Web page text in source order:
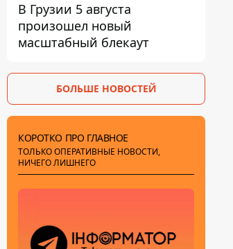
В Грузии 5 августа
произошел новый
масштабный блекаут
БОЛЬШЕ НОВОСТЕЙ
КОРОТКО ПРО ГЛАВНОЕ
ТОЛЬКО ОПЕРАТИВНЫЕ НОВОСТИ,
НИЧЕГО ЛИШНЕГО